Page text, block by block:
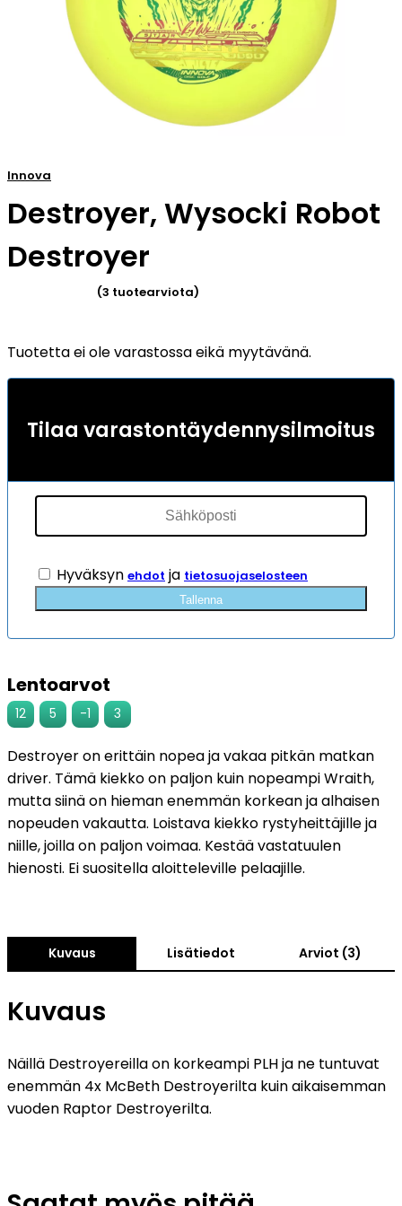
Innova
Destroyer, Wysocki Robot
Destroyer
5:stä
perustuen
arvotukseen.
(3 tuotearviota)
Tuotetta ei ole varastossa eikä myytävänä.
Tilaa varastontäydennysilmoitus
Hyväksyn ehdot ja tietosuojaselosteen
Tallenna
Lentoarvot
12 5 -1 3
Destroyer on erittäin nopea ja vakaa pitkän matkan
driver. Tämä kiekko on paljon kuin nopeampi Wraith,
mutta siinä on hieman enemmän korkean ja alhaisen
nopeuden vakautta. Loistava kiekko rystyheittäjille ja
niille, joilla on paljon voimaa. Kestää vastatuulen
hienosti. Ei suositella aloitteleville pelaajille.
Kuvaus Lisätiedot Arviot (3)
Kuvaus
Näillä Destroyereilla on korkeampi PLH ja ne tuntuvat
enemmän 4x McBeth Destroyerilta kuin aikaisemman
vuoden Raptor Destroyerilta.